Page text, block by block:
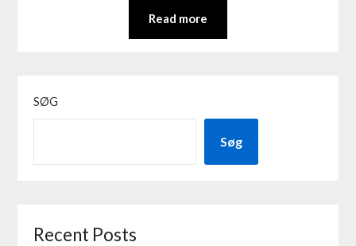
Read more
SØG
Søg
Recent Posts